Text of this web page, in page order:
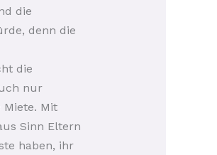
die
denn die
die
nur
Mit
Sinn Eltern
haben, ihr